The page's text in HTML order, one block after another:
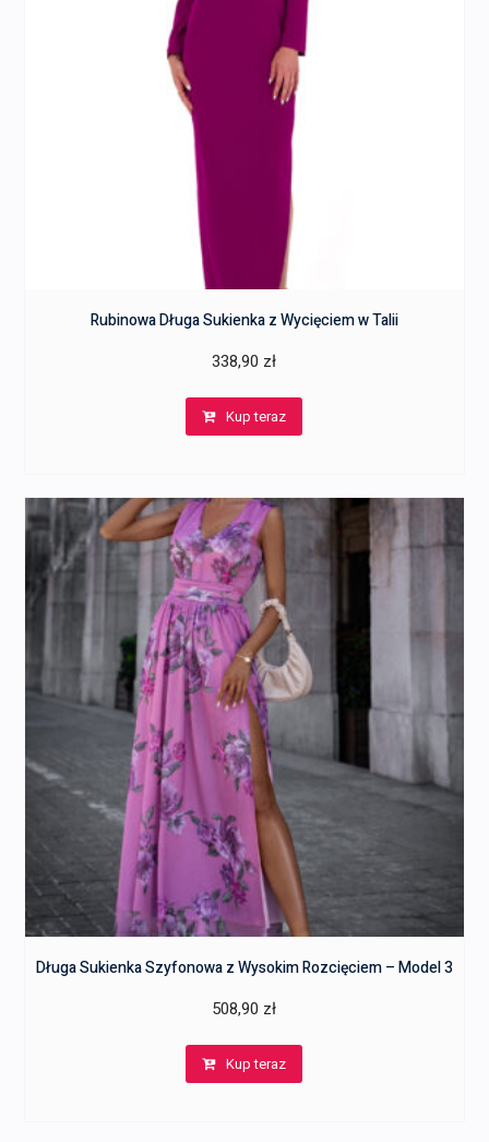
Rubinowa Długa Sukienka z Wycięciem w Talii
338,90 zł
Kup teraz
Długa Sukienka Szyfonowa z Wysokim Rozcięciem – Model 3
508,90 zł
Kup teraz